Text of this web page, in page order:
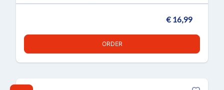
€ 16,99
ORDER